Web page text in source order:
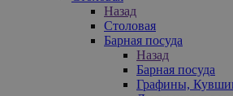
Назад
Столовая
Барная посуда
Назад
Барная посуда
Графины,